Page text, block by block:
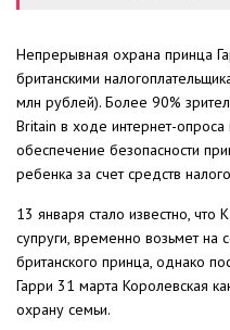
Непрерывная охрана принца
британскими
млн рублей). Более 90%
Britain в ходе интернет-опроса
обеспечение безопасности
ребенка за счет средств
13 января стало известно,
супруги, временно возьмет на
британского принца, однако
Гарри 31 марта Королевская
охрану семьи.